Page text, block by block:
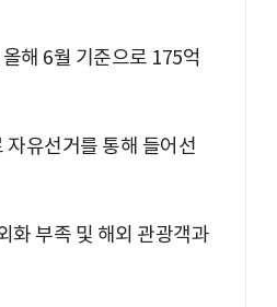
해 6월 기준으로 175억
유선거를 통해 들어선
화 부족 및 해외 관광객과